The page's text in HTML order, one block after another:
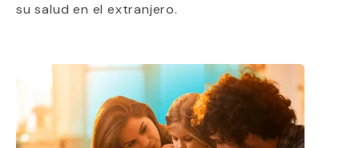
su salud en el extranjero.